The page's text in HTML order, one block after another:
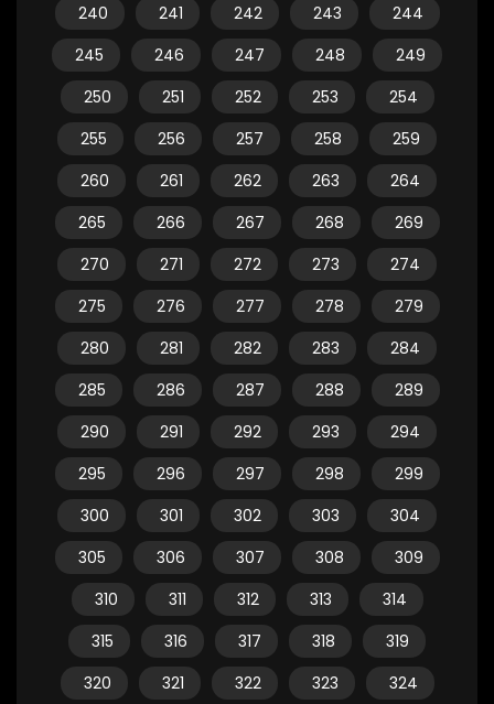
240
241 242 243
244
245
246 247 248
249
250
251 252 253
254
255
256 257 258
259
260
261 262 263
264
265
266 267 268
269
270
271 272 273
274
275
276 277 278
279
280
281 282 283
284
285
286 287 288
289
290
291 292 293
294
295
296 297 298
299
300
301 302 303
304
305
306 307 308
309
310
311 312 313
314
315
316 317 318
319
320
321 322 323
324